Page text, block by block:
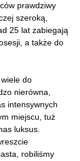
prawdziwy
szeroką,
25 lat zabiegają
a także do
do
nierówna,
intensywnych
miejscu, tuż
luksus.
robiliśmy